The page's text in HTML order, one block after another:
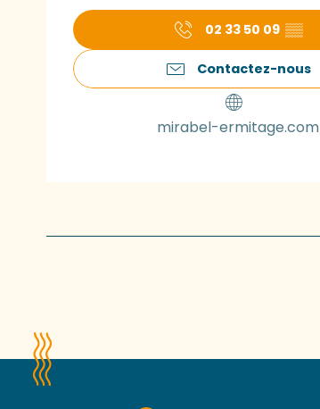
02 33 50 09 ▒▒
Contactez-nous
mirabel-ermitage.com